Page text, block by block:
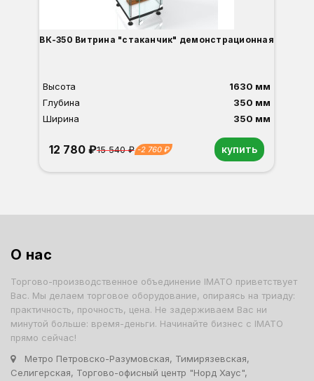
ВК-350 Витрина "стаканчик" демонстрационная
Высота
1630 мм
Глубина
350 мм
Ширина
350 мм
12 780 ₽15 540 ₽ -2 760 ₽ купить
О нас
Торгово-производственное объединение IMATO приветствует
Вас. Мы делаем торговое оборудование, опираясь на триаду:
практичность, прочность, цена. Не задерживаем Вас ни
минутой больше: время-деньги. Начинайте бизнес с IMATO
прямо сейчас!
Метро Петровско-Разумовская, Тимирязевская,
Селигерская, Торгово-офисный центр "Норд Хаус",